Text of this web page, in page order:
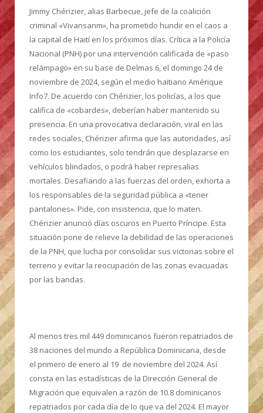
Jimmy Chérizier, alias Barbecue, jefe de la coalición
criminal «Vivansanm», ha prometido hundir en el caos a
la capital de Haití en los próximos días. Crítica a la Policía
Nacional (PNH) por una intervención calificada de «paso
relámpago» en su base de Delmas 6, el domingo 24 de
noviembre de 2024, según el medio haitiano Amérique
Info7. De acuerdo con Chérizier, los policías, a los que
califica de «cobardes», deberían haber mantenido su
presencia. En una provocativa declaración, viral en las
redes sociales, Chérizier afirma que las autoridades, así
como los estudiantes, solo tendrán que desplazarse en
vehículos blindados, o podrá haber represalias
mortales. Desafiando a las fuerzas del orden, exhorta a
los responsables de la seguridad pública a «tener
pantalones». Pide, con insistencia, que lo maten.
Chérizier anunció días oscuros en Puerto Príncipe. Esta
situación pone de relieve la debilidad de las operaciones
de la PNH, que lucha por consolidar sus victorias sobre el
terreno y evitar la reocupación de las zonas evacuadas
por las bandas.
Al menos tres mil 449 dominicanos fueron repatriados de
38 naciones del mundo a República Dominicana, desde
el primero de enero al 19 de noviembre del 2024. Así
consta en las estadísticas de la Dirección General de
Migración que equivalen a razón de 10.8 dominicanos
repatriados por cada día de lo que va del 2024. El mayor